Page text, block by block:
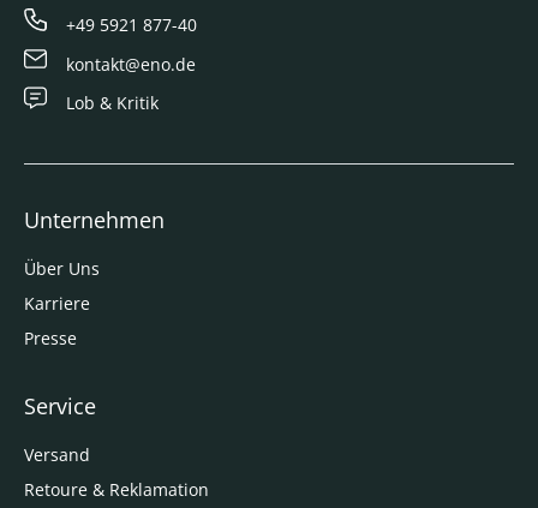
+49 5921 877-40
kontakt@eno.de
Lob & Kritik
Unternehmen
Über Uns
Karriere
Presse
Service
Versand
Retoure & Reklamation